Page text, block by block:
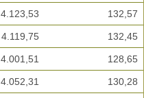
4.123,53 132,57
4.119,75 132,45
4.001,51 128,65
4.052,31 130,28